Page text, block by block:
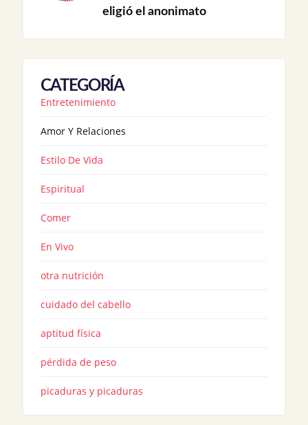
eligió el anonimato
CATEGORÍA
Entretenimiento
Amor Y Relaciones
Estilo De Vida
Espiritual
Comer
En Vivo
otra nutrición
cuidado del cabello
aptitud física
pérdida de peso
picaduras y picaduras